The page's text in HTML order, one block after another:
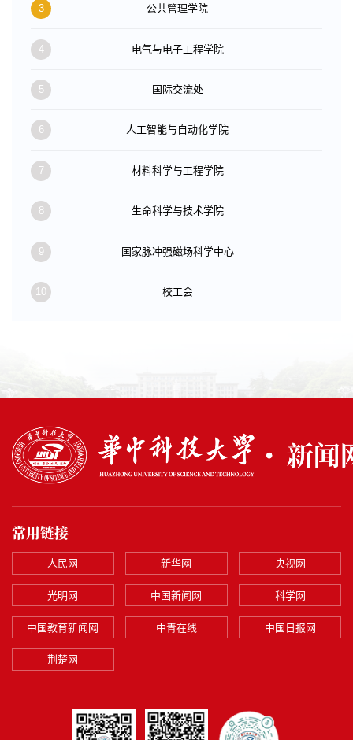
3 公共管理学院
4 电气与电子工程学院
5 国际交流处
6 人工智能与自动化学院
7 材料科学与工程学院
8 生命科学与技术学院
9 国家脉冲强磁场科学中心
10 校工会
常用链接
人民网 新华网 央视网
光明网 中国新闻网 科学网
中国教育新闻网 中青在线 中国日报网
荆楚网